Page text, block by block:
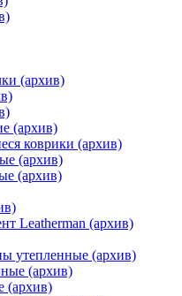
(архив)
(архив)
коврики (архив)
(архив)
(архив)
Leatherman (архив)
утепленные (архив)
(архив)
(архив)